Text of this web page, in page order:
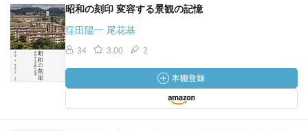
昭和の刻印 変容する景観の記憶
窪田陽一 尾花基
34 3.00 2